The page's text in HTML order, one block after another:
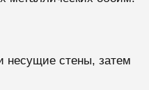
несущие стены, затем